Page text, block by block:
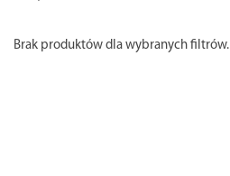
Brak produktów dla wybranych filtrów.